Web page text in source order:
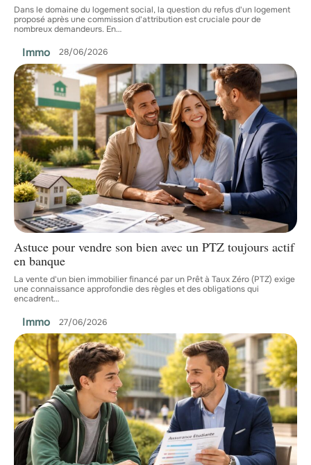
Dans le domaine du logement social, la question du refus d'un logement
proposé après une commission d'attribution est cruciale pour de
nombreux demandeurs. En…
Immo 28/06/2026
Astuce pour vendre son bien avec un PTZ toujours actif
en banque
La vente d'un bien immobilier financé par un Prêt à Taux Zéro (PTZ) exige
une connaissance approfondie des règles et des obligations qui
encadrent…
Immo 27/06/2026